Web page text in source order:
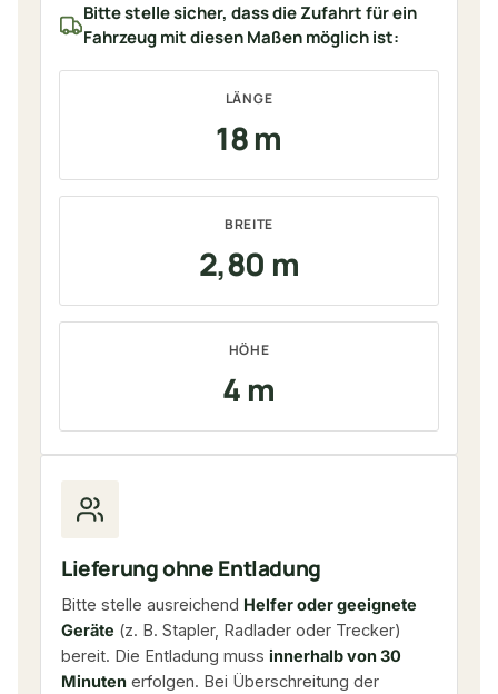
Bitte stelle sicher, dass die Zufahrt für ein
Fahrzeug mit diesen Maßen möglich ist:
LÄNGE
18 m
BREITE
2,80 m
HÖHE
4 m
Lieferung ohne Entladung
Bitte stelle ausreichend Helfer oder geeignete
Geräte (z. B. Stapler, Radlader oder Trecker)
bereit. Die Entladung muss innerhalb von 30
Minuten erfolgen. Bei Überschreitung der